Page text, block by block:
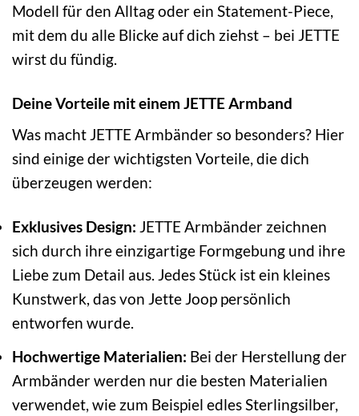
Modell für den Alltag oder ein Statement-Piece,
mit dem du alle Blicke auf dich ziehst – bei JETTE
wirst du fündig.
Deine Vorteile mit einem JETTE Armband
Was macht JETTE Armbänder so besonders? Hier
sind einige der wichtigsten Vorteile, die dich
überzeugen werden:
Exklusives Design: JETTE Armbänder zeichnen
sich durch ihre einzigartige Formgebung und ihre
Liebe zum Detail aus. Jedes Stück ist ein kleines
Kunstwerk, das von Jette Joop persönlich
entworfen wurde.
Hochwertige Materialien: Bei der Herstellung der
Armbänder werden nur die besten Materialien
verwendet, wie zum Beispiel edles Sterlingsilber,